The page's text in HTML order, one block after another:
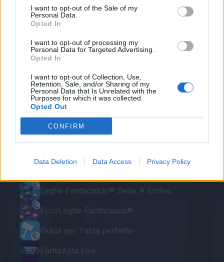
I want to opt-out of the Sale of my
Personal Data.
Opted In
I want to opt-out of processing my
Personal Data for Targeted Advertising.
Opted In
I want to opt-out of Collection, Use,
Retention, Sale, and/or Sharing of my
Personal Data that Is Unrelated with the
Purposes for which it was collected.
Opted Out
CONFIRM
Data Deletion Data Access Privacy Policy
Autore
Redazione Fantacalcio.it
Leghe Fantacalcio® Serie A Enilive
EuroLeghe Fantacalcio®
Guida per l'asta perfetta
FantaAsta Live